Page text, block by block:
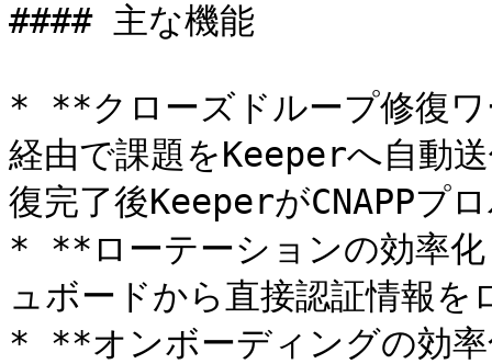
#### 主な機能
* **クローズドループ修復
経由で課題をKeeperへ自動
復完了後KeeperがCNAPPプ
* **ローテーションの効率
ュボードから直接認証情報を
* **オンボーディングの効